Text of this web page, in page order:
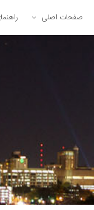
صفحات اصلی